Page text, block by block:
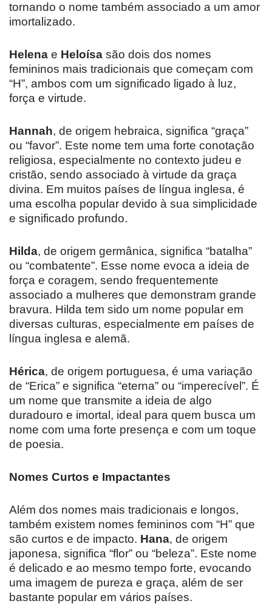
tornando o nome também associado a um amor
imortalizado.
Helena e Heloísa são dois dos nomes
femininos mais tradicionais que começam com
“H”, ambos com um significado ligado à luz,
força e virtude.
Hannah, de origem hebraica, significa “graça”
ou “favor”. Este nome tem uma forte conotação
religiosa, especialmente no contexto judeu e
cristão, sendo associado à virtude da graça
divina. Em muitos países de língua inglesa, é
uma escolha popular devido à sua simplicidade
e significado profundo.
Hilda, de origem germânica, significa “batalha”
ou “combatente”. Esse nome evoca a ideia de
força e coragem, sendo frequentemente
associado a mulheres que demonstram grande
bravura. Hilda tem sido um nome popular em
diversas culturas, especialmente em países de
língua inglesa e alemã.
Hérica, de origem portuguesa, é uma variação
de “Erica” e significa “eterna” ou “imperecível”. É
um nome que transmite a ideia de algo
duradouro e imortal, ideal para quem busca um
nome com uma forte presença e com um toque
de poesia.
Nomes Curtos e Impactantes
Além dos nomes mais tradicionais e longos,
também existem nomes femininos com “H” que
são curtos e de impacto. Hana, de origem
japonesa, significa “flor” ou “beleza”. Este nome
é delicado e ao mesmo tempo forte, evocando
uma imagem de pureza e graça, além de ser
bastante popular em vários países.